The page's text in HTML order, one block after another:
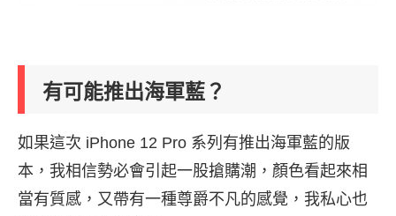
有可能推出海軍藍？
如果這次 iPhone 12 Pro 系列有推出海軍藍的版
本，我相信勢必會引起一股搶購潮，顏色看起來相
當有質感，又帶有一種尊爵不凡的感覺，我私心也